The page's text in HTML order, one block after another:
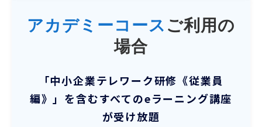
アカデミーコース ご利用の
場合
「中小企業テレワーク研修《従業員
編》」を含むすべてのeラーニング講座
が受け放題